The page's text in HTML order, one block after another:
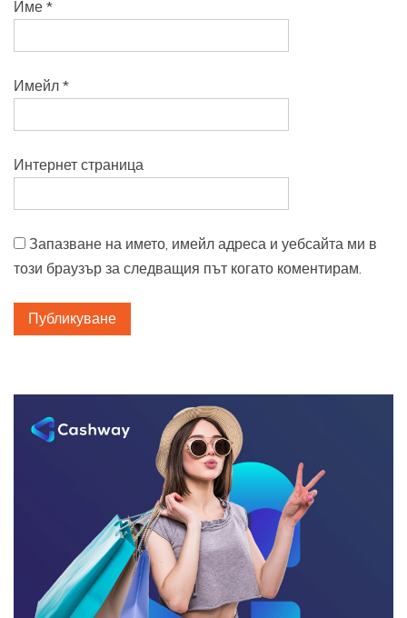
Име *
Имейл *
Интернет страница
Запазване на името, имейл адреса и уебсайта ми в
този браузър за следващия път когато коментирам.